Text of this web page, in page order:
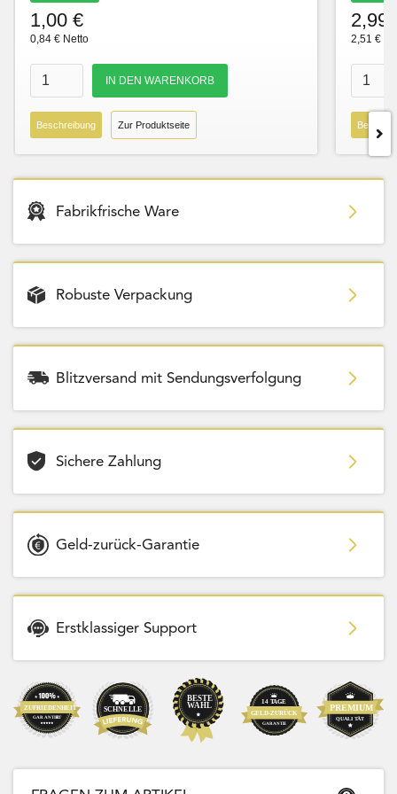
1,00 €
0,84 € Netto
Beschreibung Zur Produktseite
2,99
2,51 €
Fabrikfrische Ware
Robuste Verpackung
Blitzversand mit Sendungsverfolgung
Sichere Zahlung
Geld-zurück-Garantie
Erstklassiger Support